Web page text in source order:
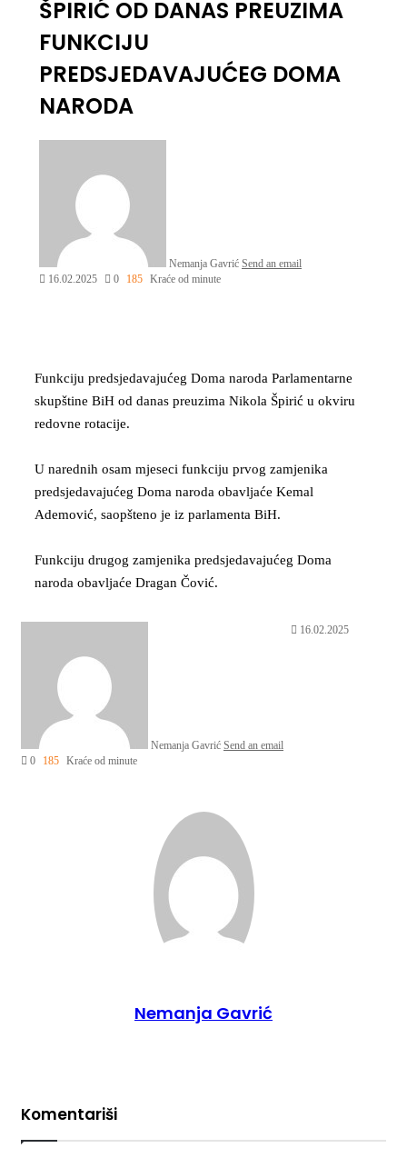
ŠPIRIĆ OD DANAS PREUZIMA
FUNKCIJU
PREDSJEDAVAJUĆEG DOMA
NARODA
Nemanja Gavrić Send an email
16.02.2025
0 185 Kraće od minute
Funkciju predsjedavajućeg Doma naroda Parlamentarne
skupštine BiH od danas preuzima Nikola Špirić u okviru
redovne rotacije.
U narednih osam mjeseci funkciju prvog zamjenika
predsjedavajućeg Doma naroda obavljaće Kemal
Ademović, saopšteno je iz parlamenta BiH.
Funkciju drugog zamjenika predsjedavajućeg Doma
naroda obavljaće Dragan Čović.
Nemanja Gavrić Send an email
16.02.2025
0 185 Kraće od minute
Nemanja Gavrić
Komentariši